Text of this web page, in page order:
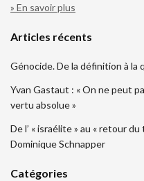
» En savoir plus
Articles récents
Génocide. De la définition à la
Yvan Gastaut : « On ne peut
vertu absolue »
De l’ « israélite » au « retour
Dominique Schnapper
Catégories